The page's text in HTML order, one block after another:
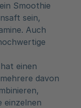
Smoothie
sein,
Auch
einen
davon
einzelnen